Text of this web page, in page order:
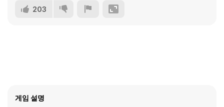
203
게임 설명